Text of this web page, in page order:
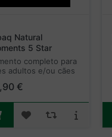
Natural
5 Star
completo para
adultos e/ou cães
tendência para o
€